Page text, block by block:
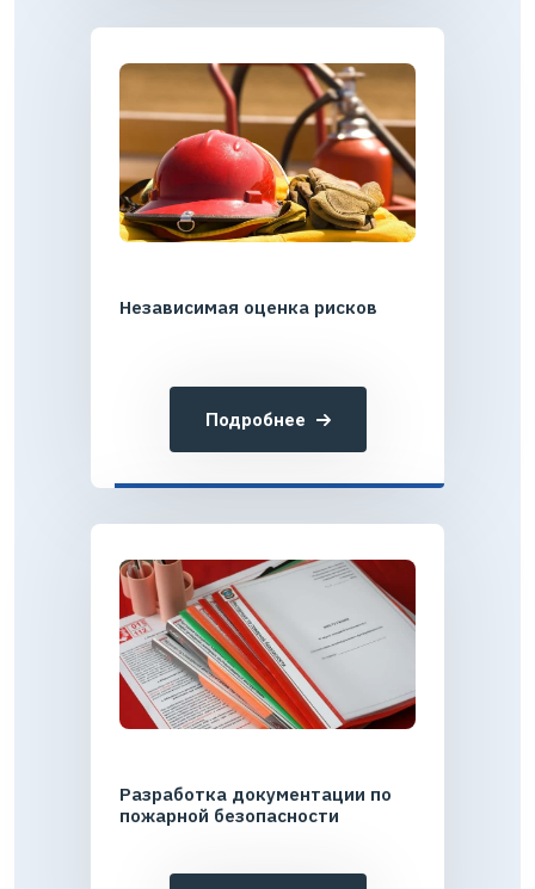
Независимая оценка рисков
Подробнее
Разработка документации по
пожарной безопасности